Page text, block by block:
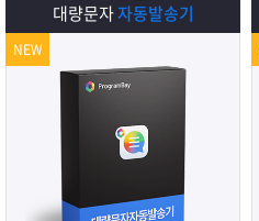
대량문자자동발송기
NEW